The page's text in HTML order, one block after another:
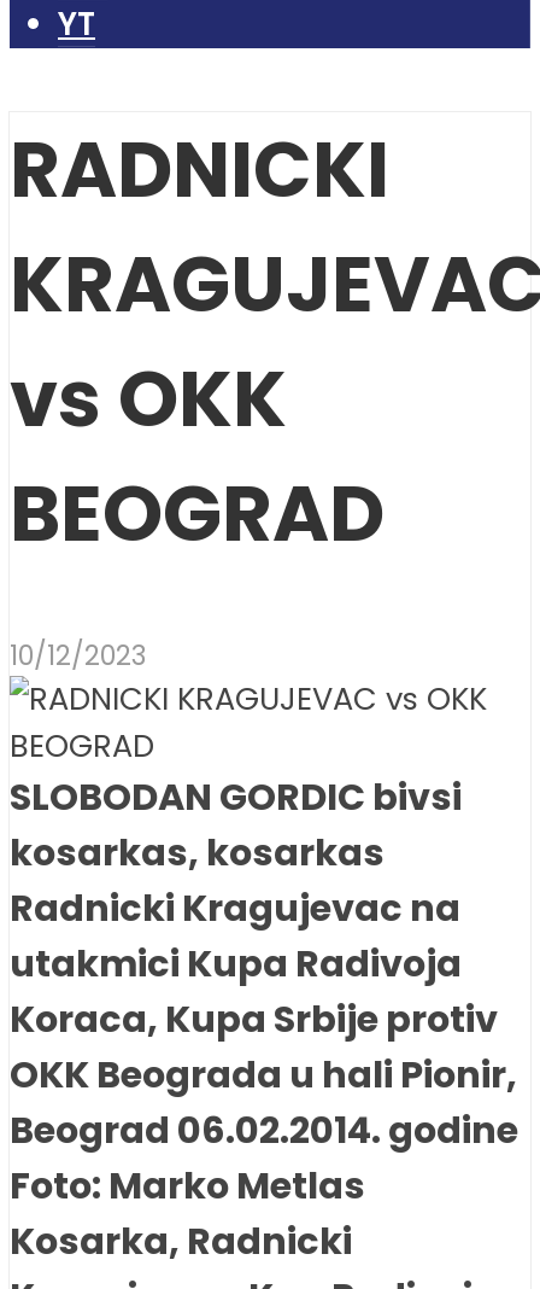
YT
RADNICKI
vs OKK
BEOGRAD
10/12/2023
SLOBODAN GORDIC bivsi
kosarkas, kosarkas
Radnicki Kragujevac na
utakmici Kupa Radivoja
Koraca, Kupa Srbije protiv
OKK Beograda u hali Pionir,
Beograd 06.02.2014. godine
Foto: Marko Metlas
Kosarka, Radnicki